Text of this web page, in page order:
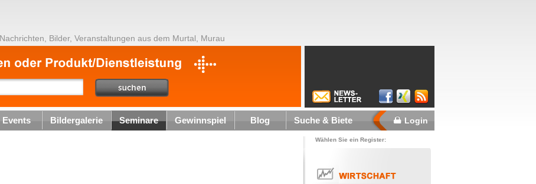
Nachrichten, Bilder, Veranstaltungen aus dem Murtal, Murau
Events Bildergalerie Seminare Gewinnspiel Blog Suche & Biete Login
Wählen Sie ein Register: